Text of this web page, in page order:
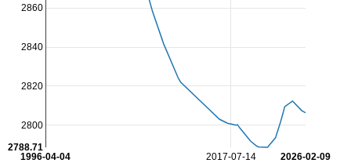
2017-07-14
1996-04-04 2026-02-09
2800
2820
2840
2860
2788.71